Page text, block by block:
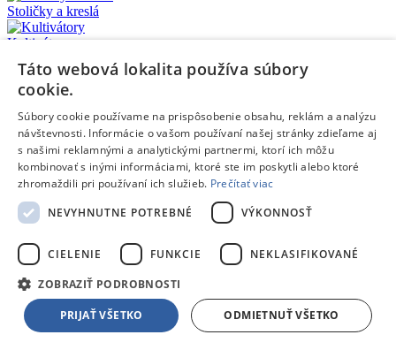
Stoličky a kreslá
Kultivátory
Hrable
Teplovzdušný ohrievač
Ostatné
Určené pre pílu
Vrtáky do tvrdých materiálov
Pre delta brúsky
Pokrievky
Táto webová lokalita používa súbory
cookie.
Súbory cookie používame na prispôsobenie obsahu, reklám a analýzu
návštevnosti. Informácie o vašom používaní našej stránky zdieľame aj
s našimi reklamnými a analytickými partnermi, ktorí ich môžu
kombinovať s inými informáciami, ktoré ste im poskytli alebo ktoré
zhromaždili pri používaní ich služieb. Prečítať viac
NEVYHNUTNE POTREBNÉ
VÝKONNOSŤ
CIELENIE FUNKCIE NEKLASIFIKOVANÉ
ZOBRAZIŤ PODROBNOSTI
PRIJAŤ VŠETKO ODMIETNUŤ VŠETKO